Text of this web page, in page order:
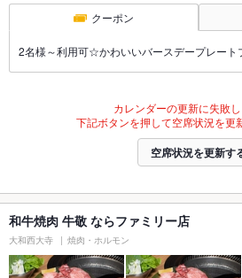
クーポン
2名様～利用可☆かわいいバースデープレート
カレンダーの更新に失敗し
下記ボタンを押して空席状況を更
空席状況を更新す
和牛焼肉 牛敬 ならファミリー店
大和西大寺 焼肉・ホルモン